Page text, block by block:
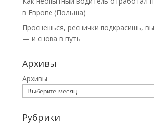
в Европе (Польша)
Проснешься, реснички подкрасишь,
— и снова в путь
Архивы
Архивы
Рубрики